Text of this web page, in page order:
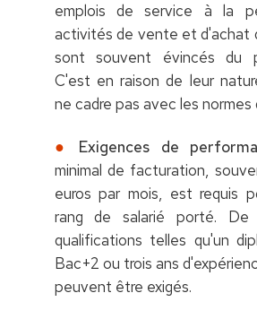
emplois de service à la
activités de vente et d'achat
sont souvent évincés du
C'est en raison de leur
ne cadre pas avec les
Exigences de
minimal de facturation,
euros par mois, est requis
rang de salarié porté. De
qualifications telles qu'un
Bac+2 ou trois ans
peuvent être exigés.